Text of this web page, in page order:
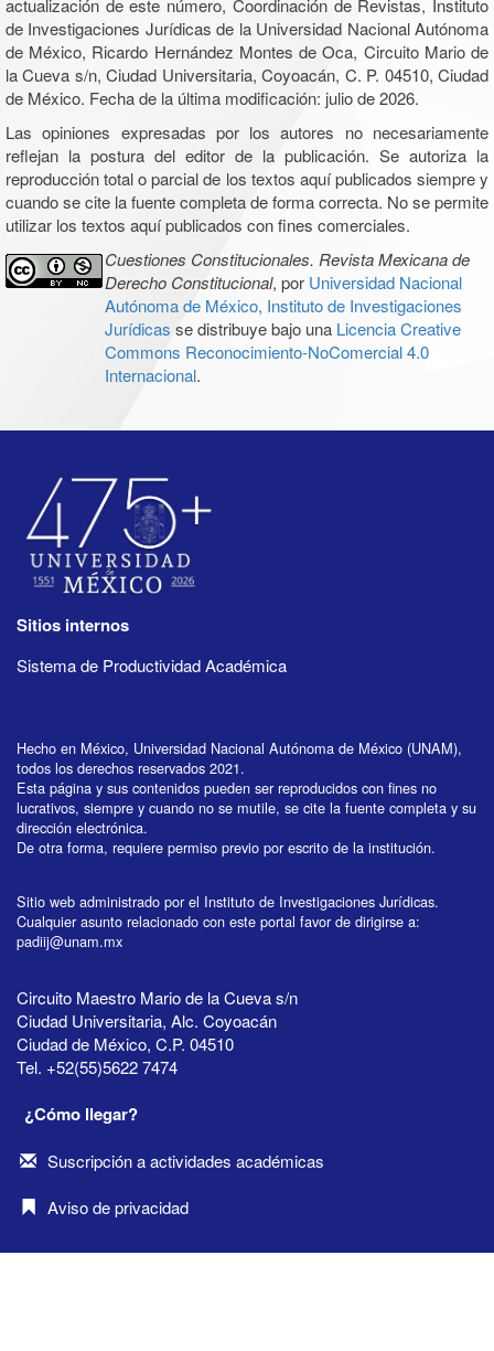
actualización de este número, Coordinación de Revistas, Instituto
de Investigaciones Jurídicas de la Universidad Nacional Autónoma
de México, Ricardo Hernández Montes de Oca, Circuito Mario de
la Cueva s/n, Ciudad Universitaria, Coyoacán, C. P. 04510, Ciudad
de México. Fecha de la última modificación: julio de 2026.
Las opiniones expresadas por los autores no necesariamente
reflejan la postura del editor de la publicación. Se autoriza la
reproducción total o parcial de los textos aquí publicados siempre y
cuando se cite la fuente completa de forma correcta. No se permite
utilizar los textos aquí publicados con fines comerciales.
Cuestiones Constitucionales. Revista Mexicana de
Derecho Constitucional, por Universidad Nacional
Autónoma de México, Instituto de Investigaciones
Jurídicas se distribuye bajo una Licencia Creative
Commons Reconocimiento-NoComercial 4.0
Internacional.
Sitios internos
Sistema de Productividad Académica
Hecho en México, Universidad Nacional Autónoma de México (UNAM),
todos los derechos reservados 2021.
Esta página y sus contenidos pueden ser reproducidos con fines no
lucrativos, siempre y cuando no se mutile, se cite la fuente completa y su
dirección electrónica.
De otra forma, requiere permiso previo por escrito de la institución.
Sitio web administrado por el Instituto de Investigaciones Jurídicas.
Cualquier asunto relacionado con este portal favor de dirigirse a:
padiij@unam.mx
Circuito Maestro Mario de la Cueva s/n
Ciudad Universitaria, Alc. Coyoacán
Ciudad de México, C.P. 04510
Tel. +52(55)5622 7474
¿Cómo llegar?
Suscripción a actividades académicas
Aviso de privacidad